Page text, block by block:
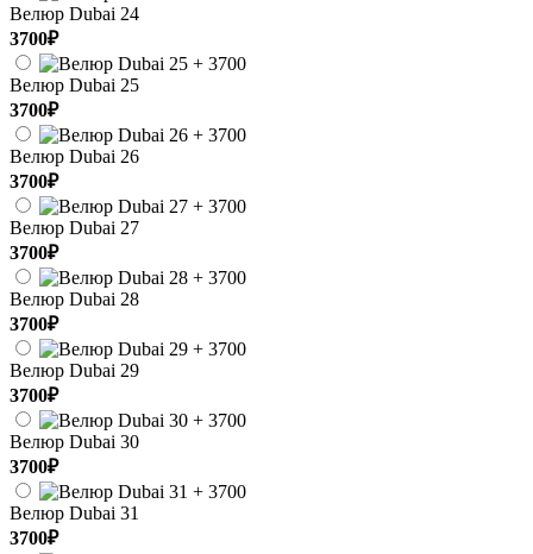
Велюр Dubai 24
3700₽
Велюр Dubai 25
3700₽
Велюр Dubai 26
3700₽
Велюр Dubai 27
3700₽
Велюр Dubai 28
3700₽
Велюр Dubai 29
3700₽
Велюр Dubai 30
3700₽
Велюр Dubai 31
3700₽